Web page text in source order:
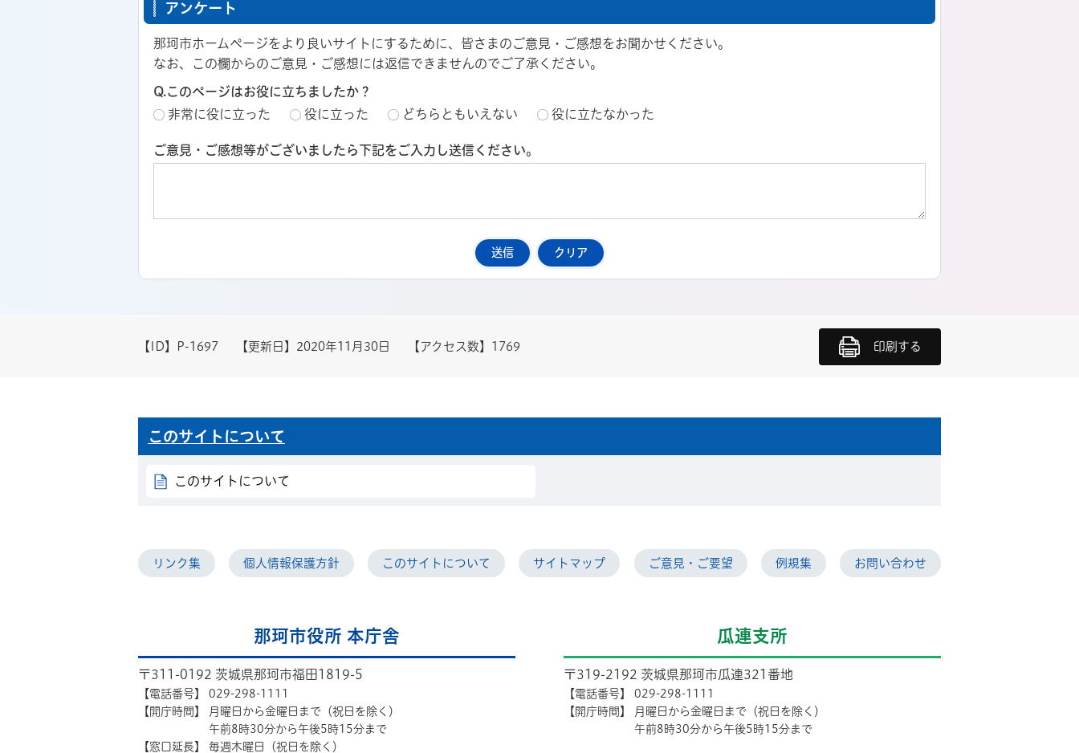
アンケート
那珂市ホームページをより良いサイトにするために、皆さまのご意見・ご感想をお聞かせください。
なお、この欄からのご意見・ご感想には返信できませんのでご了承ください。
Q.このページはお役に立ちましたか？
非常に役に立った
役に立った どちらともいえない 役に立たなかった
ご意見・ご感想等がございましたら下記をご入力し送信ください。
【ID】 P-1697 【更新日】 2020年11月30日 【アクセス数】 1769 印刷する
このサイトについて
このサイトについて
リンク集 個人情報保護方針 このサイトについて サイトマップ ご意見・ご要望 例規集 お問い合わせ
那珂市役所 本庁舎
〒311-0192 茨城県那珂市福田1819-5
【電話番号】
029-298-1111
【開庁時間】
月曜日から金曜日まで（祝日を除く）
午前8時30分から午後5時15分まで
【窓口延長】
毎週木曜日（祝日を除く）
瓜連支所
〒319-2192 茨城県那珂市瓜連321番地
【電話番号】
029-298-1111
【開庁時間】
月曜日から金曜日まで（祝日を除く）
午前8時30分から午後5時15分まで